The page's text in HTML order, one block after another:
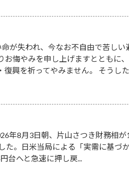
が失われ、今なお不自由で苦し
お悔やみを申し上げますとともに
興を祈ってやみません。 そうした...
年8月3日朝、片山さつき財務相
た。日米当局による「実需に基づ
台へと急速に押し戻...